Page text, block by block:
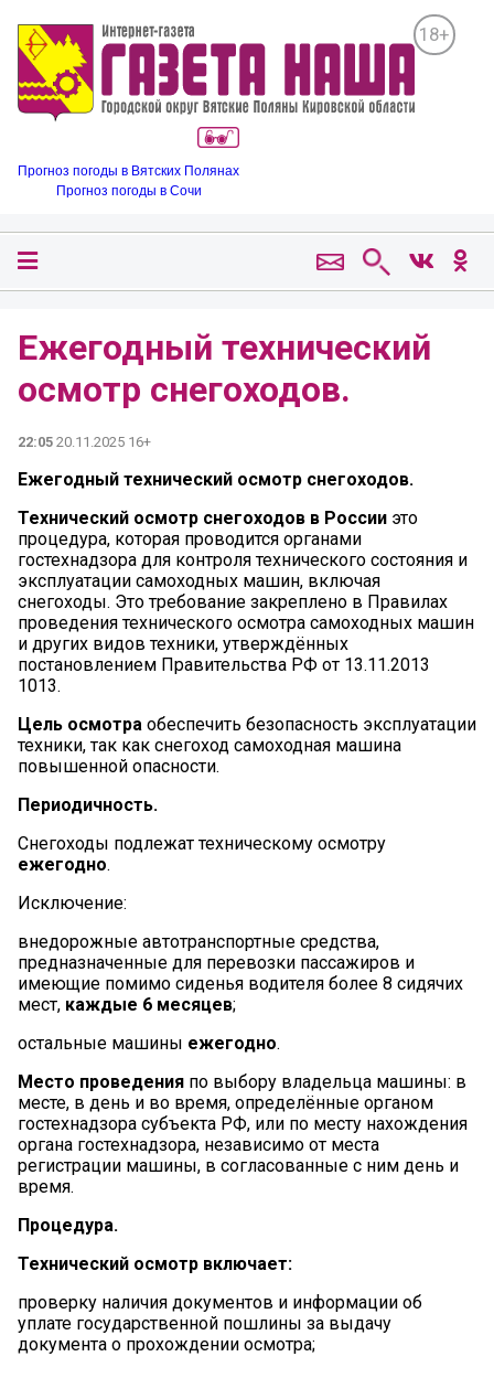
18+
Прогноз погоды в Вятских Полянах
Прогноз погоды в Сочи
Ежегодный технический
осмотр снегоходов.
22:05 20.11.2025 16+
Ежегодный технический осмотр снегоходов.
Технический осмотр снегоходов в России это
процедура, которая проводится органами
гостехнадзора для контроля технического состояния и
эксплуатации самоходных машин, включая
снегоходы. Это требование закреплено в Правилах
проведения технического осмотра самоходных машин
и других видов техники, утверждённых
постановлением Правительства РФ от 13.11.2013
1013.
Цель осмотра обеспечить безопасность эксплуатации
техники, так как снегоход самоходная машина
повышенной опасности.
Периодичность.
Снегоходы подлежат техническому осмотру
ежегодно.
Исключение:
внедорожные автотранспортные средства,
предназначенные для перевозки пассажиров и
имеющие помимо сиденья водителя более 8 сидячих
мест, каждые 6 месяцев;
остальные машины ежегодно.
Место проведения по выбору владельца машины: в
месте, в день и во время, определённые органом
гостехнадзора субъекта РФ, или по месту нахождения
органа гостехнадзора, независимо от места
регистрации машины, в согласованные с ним день и
время.
Процедура.
Технический осмотр включает:
проверку наличия документов и информации об
уплате государственной пошлины за выдачу
документа о прохождении осмотра;